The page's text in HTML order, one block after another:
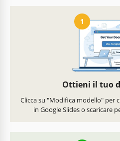
1
Ottieni il tuo
Clicca su "Modifica modello" per
in Google Slides o scaricare